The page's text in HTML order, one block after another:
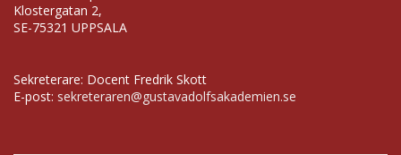
Klostergatan 2,
SE-75321 UPPSALA
Sekreterare: Docent Fredrik Skott
E-post: sekreteraren@gustavadolfsakademien.se